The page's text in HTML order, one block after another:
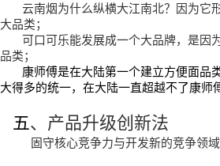
云南烟为什么纵横大江南北？因为它
大品类；
可口可乐能发展成一个大品牌，是因
品类；
康师傅是在大陆第一个建立方便面品
大得多的统一，在大陆一直超越不了康师
五、产品升级创新法
固守核心竞争力与开发新的竞争领